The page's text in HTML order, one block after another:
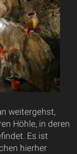
weitergehst,
Höhle, in deren
Es ist
hierher